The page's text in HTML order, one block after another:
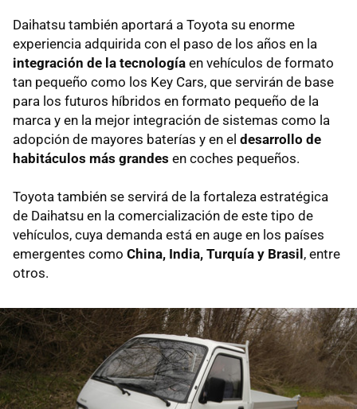
Daihatsu también aportará a Toyota su enorme
experiencia adquirida con el paso de los años en la
integración de la tecnología en vehículos de formato
tan pequeño como los Key Cars, que servirán de base
para los futuros híbridos en formato pequeño de la
marca y en la mejor integración de sistemas como la
adopción de mayores baterías y en el desarrollo de
habitáculos más grandes en coches pequeños.
Toyota también se servirá de la fortaleza estratégica
de Daihatsu en la comercialización de este tipo de
vehículos, cuya demanda está en auge en los países
emergentes como China, India, Turquía y Brasil , entre
otros.